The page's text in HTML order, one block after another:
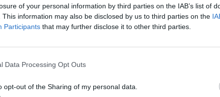
of your personal information by third parties on the IAB’s list of
This information may also be disclosed by us to third parties on the
Participants that may further disclose it to other third parties.
Data Processing Opt Outs
opt-out of the Sharing of my personal data.
de Abreu Agrela Rodrigues, a cultura digital
que favoreceram a evolução humana, como a
redução pode ocorrer antes que qualquer